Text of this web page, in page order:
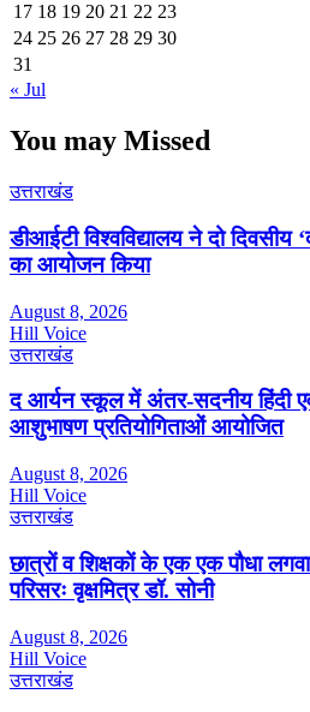
17 18 19 20 21 22 23
24 25 26 27 28 29 30
31
« Jul
You may Missed
उत्तराखंड
डीआईटी विश्वविद्यालय ने दो दिवसीय
का आयोजन किया
August 8, 2026
Hill Voice
उत्तराखंड
द आर्यन स्कूल में अंतर-सदनीय हिंदी
आशुभाषण प्रतियोगिताओं आयोजित
August 8, 2026
Hill Voice
उत्तराखंड
छात्रों व शिक्षकों के एक एक पौधा
परिसरः वृक्षमित्र डॉ. सोनी
August 8, 2026
Hill Voice
उत्तराखंड